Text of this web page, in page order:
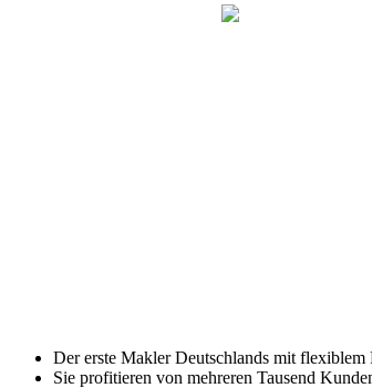
Der erste Makler Deutschlands mit flexiblem
Sie profitieren von mehreren Tausend